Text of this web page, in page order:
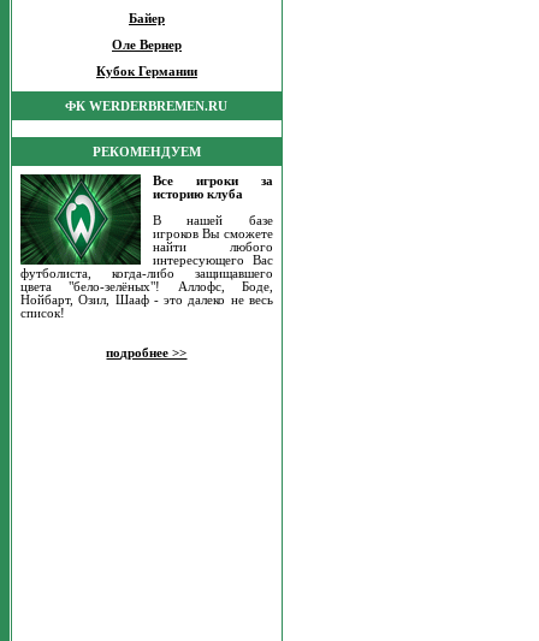
Байер
Оле Вернер
Кубок Германии
ФК WERDERBREMEN.RU
РЕКОМЕНДУЕМ
Все игроки за
историю клуба
В нашей базе
игроков Вы сможете
найти любого
интересующего Вас
футболиста, когда-либо защищавшего
цвета "бело-зелёных"! Аллофс, Боде,
Нойбарт, Озил, Шааф - это далеко не весь
список!
подробнее >>